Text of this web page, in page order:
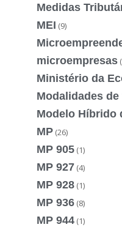
Medidas
MEI (9)
microempresas
Ministério da
Modalidades
Modelo Híbrido
MP (26)
MP 905 (1)
MP 927 (4)
MP 928 (1)
MP 936 (8)
MP 944 (1)